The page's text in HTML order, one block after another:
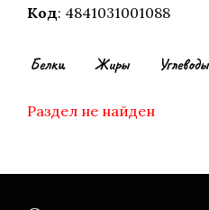
Код: 4841031001088
Белки Жиры Углеводы
Раздел не найден